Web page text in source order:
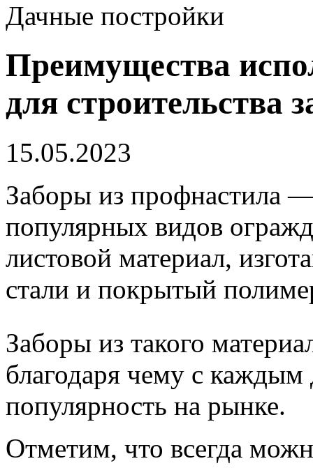
Дачные постройки
Преимущества
для строительства
15.05.2023
Заборы из профнастила
популярных видов
листовой материал,
стали и покрытый
Заборы из такого
благодаря чему с
популярность на рынке.
Отметим, что всегда